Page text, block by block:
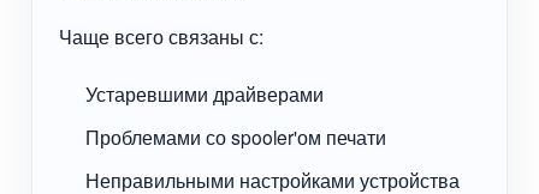
Чаще всего связаны с:
Устаревшими драйверами
Проблемами со spooler'ом печати
Неправильными настройками устройства